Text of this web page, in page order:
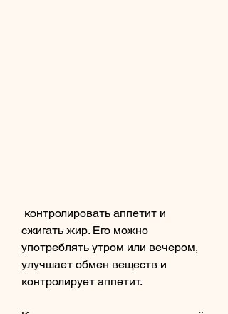
сжигать жир. Его можно
употреблять утром или вечером,
улучшает обмен веществ и
контролирует аппетит.